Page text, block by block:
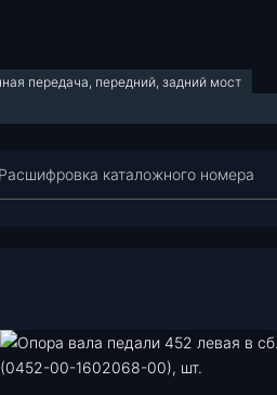
передача, передний, задний мост
Расшифровка каталожного номера